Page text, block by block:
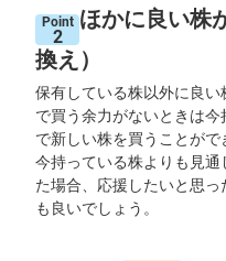
く
株
3
6
5)
店
頭
C
F
D
Point
2
ほかに良い株
換え）
保有している株以外に良
で買う余力がないときは
で新しい株を買うことがで
今持っている株よりも見
た場合、応援したいと思
も良いでしょう。